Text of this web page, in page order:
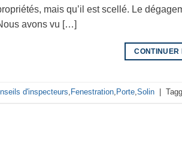
mais qu’il est scellé. Le
avons vu […]
CONTINUER
d'inspecteurs, Fenestration, Porte,Solin